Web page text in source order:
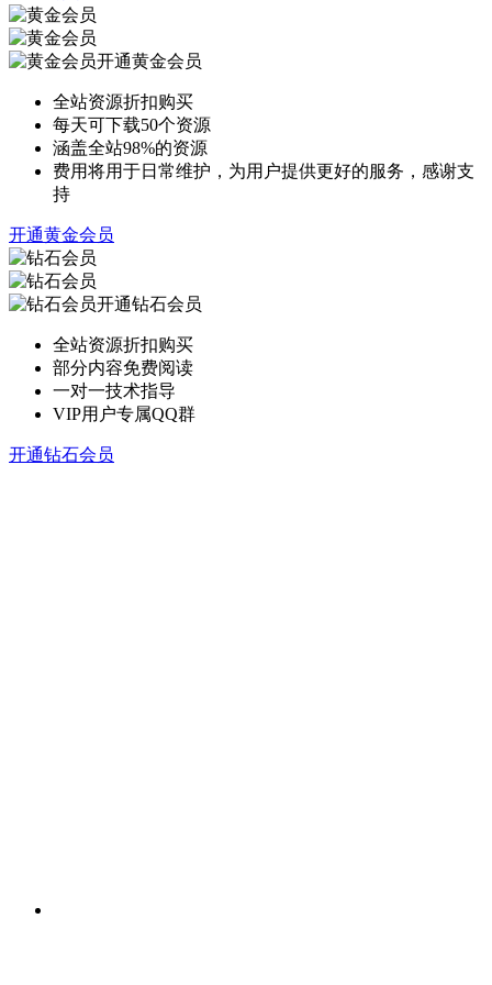
开通黄金会员
全站资源折扣购买
每天可下载50个资源
涵盖全站98%的资源
费用将用于日常维护，为用户提供更好的服务，感谢支
持
开通黄金会员
开通钻石会员
全站资源折扣购买
部分内容免费阅读
一对一技术指导
VIP用户专属QQ群
开通钻石会员